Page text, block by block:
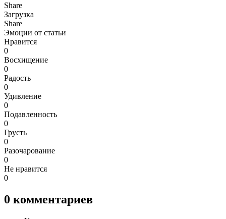
Share
Загрузка
Share
Эмоции от статьи
Нравится
0
Восхищение
0
Радость
0
Удивление
0
Подавленность
0
Грусть
0
Разочарование
0
Не нравится
0
0 комментариев